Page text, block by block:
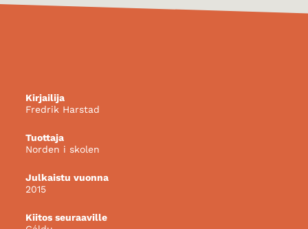
Kirjailija
Fredrik Harstad
Tuottaja
Norden i skolen
Julkaistu vuonna
2015
Kiitos seuraaville